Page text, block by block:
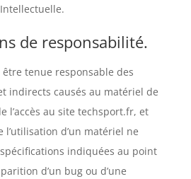
Intellectuelle.
de responsabilité.
être tenue responsable des
indirects causés au matériel de
l’accès au site techsport.fr, et
l’utilisation d’un matériel ne
indiquées au point
d’un bug ou d’une